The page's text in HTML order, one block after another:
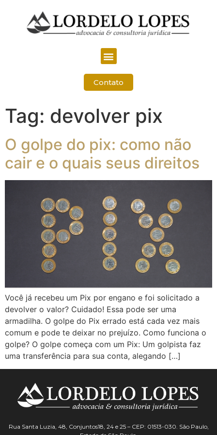
Contato
Tag: devolver pix
O golpe do pix: como não
cair e o quais seus direitos
Você já recebeu um Pix por engano e foi solicitado a
devolver o valor? Cuidado! Essa pode ser uma
armadilha. O golpe do Pix errado está cada vez mais
comum e pode te deixar no prejuízo. Como funciona o
golpe? O golpe começa com um Pix: Um golpista faz
uma transferência para sua conta, alegando […]
Rua Santa Luzia, 48, Conjuntos18, 24 e 25 – CEP: 01513-030. São Paulo,